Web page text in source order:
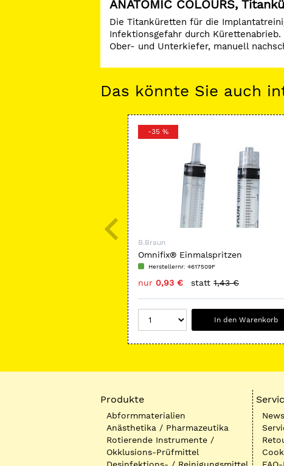
ANATOMIC COLOURS,
Die Titanküretten für die
Infektionsgefahr durch
Ober- und Unterkiefer, manuell
Das könnte Sie auch
-35 %
B.Braun
Omnifix® Einmalspritzen
Herstellernr: 4617509F
nur 0,93 € statt 1,43 €
In den Warenkorb
Produkte
Abformmaterialien
Anästhetika / Pharmazeutika
Rotierende Instrumente /
Okklusions-Prüfmittel